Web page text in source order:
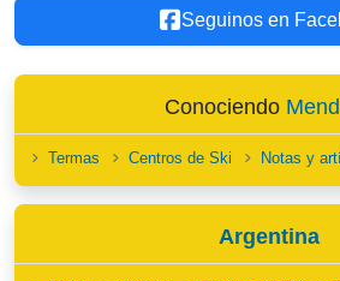
Seguinos en
Conociendo
Termas Centros de Ski Notas y
Argentina